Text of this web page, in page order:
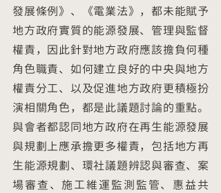
發展條例》、《電業法》，都未能賦予
地方政府實質的能源發展、管理與監督
權責，因此針對地方政府應該擔負何種
角色職責、如何建立良好的中央與地方
權責分工、以及促進地方政府更積極扮
演相關角色，都是此議題討論的重點。
與會者都認同地方政府在再生能源發展
與規劃上應承擔更多權責，包括地方再
生能源規劃、環社議題辨認與審查、案
場審查、施工維運監測監管、惠益共